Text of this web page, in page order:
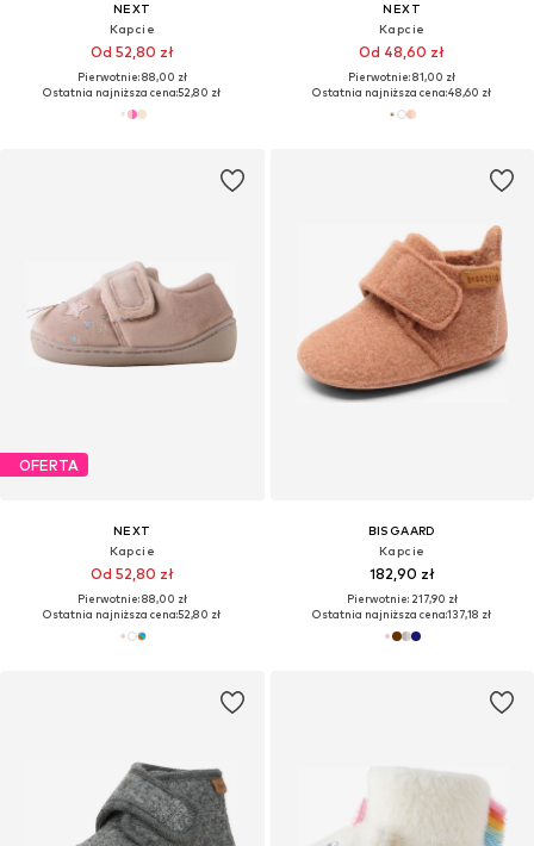
NEXT
Kapcie
Od 52,80 zł
Pierwotnie: 88,00 zł
Ostatnia najniższa cena:52,80 zł
NEXT
Kapcie
Od 48,60 zł
Pierwotnie: 81,00 zł
Ostatnia najniższa cena:48,60 zł
OFERTA
NEXT
Kapcie
Od 52,80 zł
Pierwotnie: 88,00 zł
Ostatnia najniższa cena:52,80 zł
BISGAARD
Kapcie
182,90 zł
Pierwotnie: 217,90 zł
Ostatnia najniższa cena:137,18 zł